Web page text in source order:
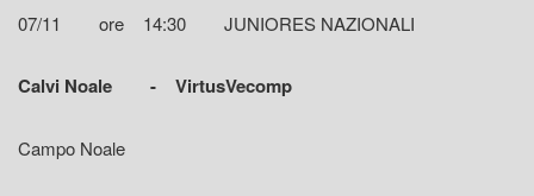
07/11 ore 14:30 JUNIORES NAZIONALI
Calvi Noale - VirtusVecomp
Campo Noale